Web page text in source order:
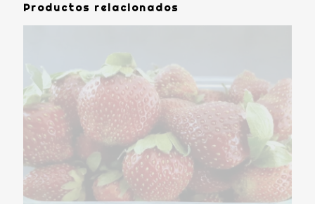
Productos relacionados